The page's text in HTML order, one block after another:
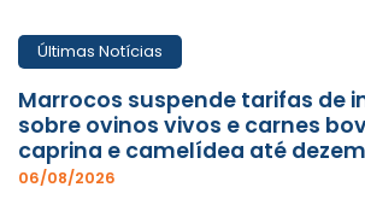
Últimas Notícias
Marrocos suspende tarifas de
sobre ovinos vivos e carnes
caprina e camelídea até
06/08/2026